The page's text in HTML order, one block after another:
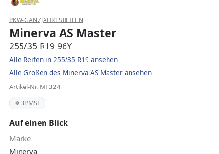
PKW-GANZJAHRESREIFEN
Minerva AS Master
255/35 R19 96Y
Alle Reifen in 255/35 R19 ansehen
Alle Größen des Minerva AS Master ansehen
Artikel-Nr. MF324
❄ 3PMSF
Auf einen Blick
Marke
Minerva